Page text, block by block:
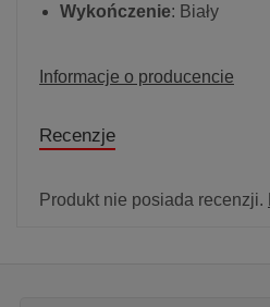
Wykończenie: Biały
Informacje o producencie
Recenzje
Produkt nie posiada recenzji.